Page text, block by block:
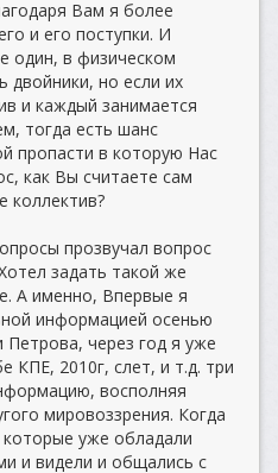
Вам я более
и его поступки. И
один, в физическом
двойники, но если их
и каждый занимается
тогда есть шанс
пропасти в которую Нас
как Вы считаете сам
коллектив?
прозвучал вопрос
задать такой же
А именно, Впервые я
информацией осенью
Петрова, через год я уже
КПЕ, 2010г, слет, и т.д. три
восполняя
мировоззрения. Когда
уже обладали
и видели и общались с